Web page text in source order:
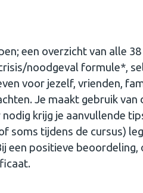
een overzicht van alle 38
noodgeval formule*,
voor jezelf, vrienden,
Je maakt gebruik van
krijg je aanvullende
soms tijdens de cursus)
een positieve beoordeling,